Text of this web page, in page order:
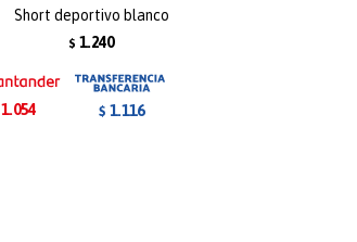
Short deportivo blanco
$ 1.240
1.054 $ 1.116